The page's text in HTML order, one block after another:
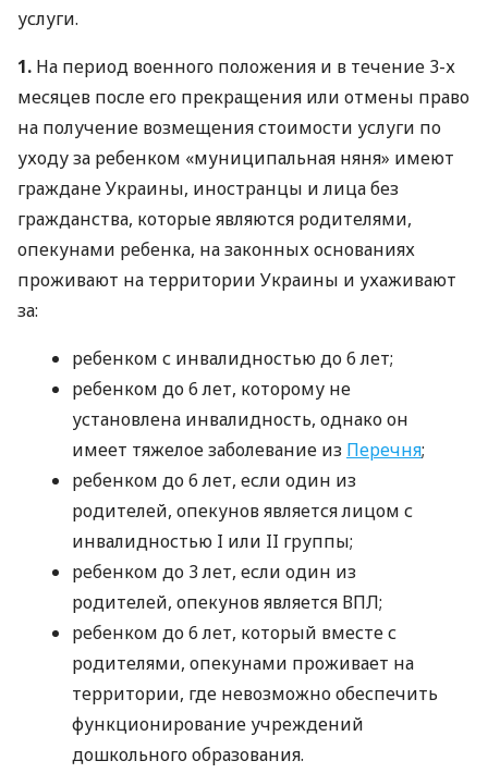
услуги.
1. На период военного положения и в течение 3-х
месяцев после его прекращения или отмены право
на получение возмещения стоимости услуги по
уходу за ребенком «муниципальная няня» имеют
граждане Украины, иностранцы и лица без
гражданства, которые являются родителями,
опекунами ребенка, на законных основаниях
проживают на территории Украины и ухаживают
за:
ребенком с инвалидностью до 6 лет;
ребенком до 6 лет, которому не
установлена ​​инвалидность, однако он
имеет тяжелое заболевание из Перечня;
ребенком до 6 лет, если один из
родителей, опекунов является лицом с
инвалидностью I или II группы;
ребенком до 3 лет, если один из
родителей, опекунов является ВПЛ;
ребенком до 6 лет, который вместе с
родителями, опекунами проживает на
территории, где невозможно обеспечить
функционирование учреждений
дошкольного образования.